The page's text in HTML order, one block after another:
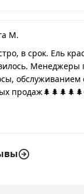
М.
в срок. Ель
Менеджеры
обслуживанием